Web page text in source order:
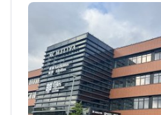
заболеваний.